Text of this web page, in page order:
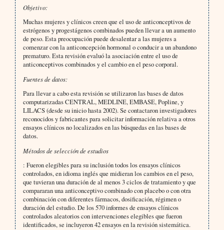
Objetivo:
Muchas mujeres y clínicos creen que el uso de anticonceptivos de
estrógenos y progestágenos combinados pueden llevar a un aumento
de peso. Esta preocupación puede desalentar a las mujeres a
comenzar con la anticoncepción hormonal o conducir a un abandono
prematuro. Esta revisión evaluó la asociación entre el uso de
anticonceptivos combinados y el cambio en el peso corporal.
Fuentes de datos:
Para llevar a cabo esta revisión se utilizaron las bases de datos
computarizadas CENTRAL, MEDLINE, EMBASE, Popline, y
LILACS (desde su inicio hasta 2002). Se contactaron investigadores
reconocidos y fabricantes para solicitar información relativa a otros
ensayos clínicos no localizados en las búsquedas en las bases de
datos.
Métodos de selección de estudios
: Fueron elegibles para su inclusión todos los ensayos clínicos
controlados, en idioma inglés que midieran los cambios en el peso,
que tuvieran una duración de al menos 3 ciclos de tratamiento y que
compararan una anticonceptivo combinado con placebo o con otra
combinación con diferentes fármacos, dosificación, régimen o
duración del estudio. De los 570 informes de ensayos clínicos
controlados aleatorios con intervenciones elegibles que fueron
identificados, se incluyeron 42 ensayos en la revisión sistemática.